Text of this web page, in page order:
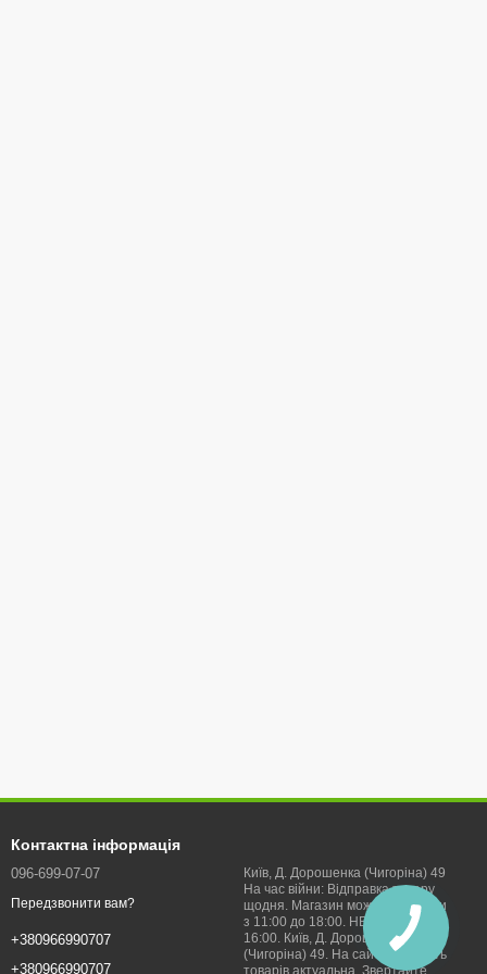
Контактна інформація
096-699-07-07
Передзвонити вам?
+380966990707
+380966990707
Київ, Д. Дорошенка (Чигоріна) 49
На час війни: Відправка товару
щодня. Магазин можна відвідати
з 11:00 до 18:00. НЕДІЛЯ з 11 до
16:00. Київ, Д. Дорошенка
(Чигоріна) 49. На сайті наявність